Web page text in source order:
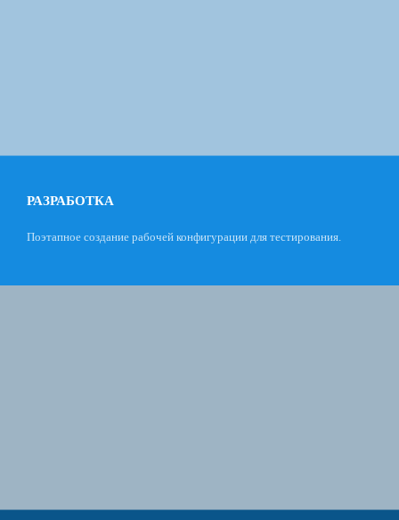
РАЗРАБОТКА
Поэтапное создание рабочей конфигурации для тестирования.